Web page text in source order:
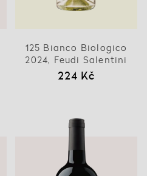
125 Bianco Biologico
2024, Feudi Salentini
224 Kč